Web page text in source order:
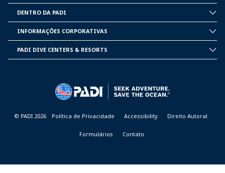
PADI
DENTRO DA PADI
INFORMATION
INFORMAÇÕES CORPORATIVAS
PADI DIVE CENTERS & RESORTS
© PADI 2026 Política de Privacidade Accessibility Direito Autoral
Formulários Contato